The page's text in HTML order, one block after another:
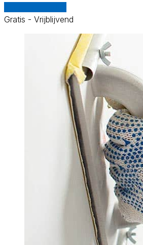
Gratis - Vrijblijvend